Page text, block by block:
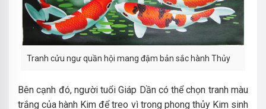
Tranh cửu ngư quần hội mang đậm bản sắc hành Thủy
Bên cạnh đó, người tuổi Giáp Dần có thể chọn tranh màu
trắng của hành Kim để treo vì trong phong thủy Kim sinh